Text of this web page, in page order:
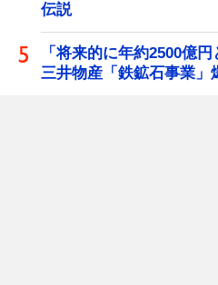
伝説
「将来的に年約2500億
三井物産「鉄鉱石事業」